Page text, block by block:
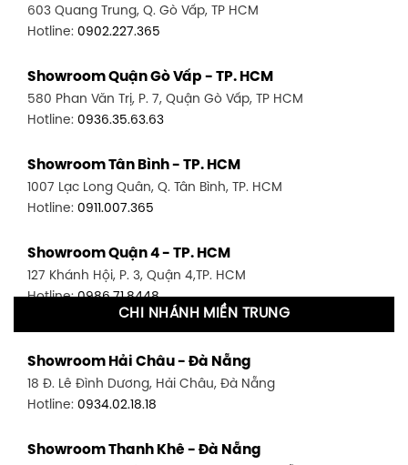
603 Quang Trung, Q. Gò Vấp, TP HCM
Hotline: 0902.227.365
Showroom Quận Gò Vấp - TP. HCM
580 Phan Văn Trị, P. 7, Quận Gò Vấp, TP HCM
Hotline: 0936.35.63.63
Showroom Tân Bình - TP. HCM
1007 Lạc Long Quân, Q. Tân Bình, TP. HCM
Hotline: 0911.007.365
Showroom Quận 4 - TP. HCM
127 Khánh Hội, P. 3, Quận 4,TP. HCM
Hotline:0986.71.8448
1411 Đường 3/2, P. 16, Quận 11, TP. HCM
Hotline:0906.256.759
1448 Huỳnh Tấn Phát, Phú Thuận, Quận 7, TP HCM
CHI NHÁNH MIỀN TRUNG
Showroom Hải Châu - Đà Nẵng
18 Đ. Lê Đình Dương, Hải Châu, Đà Nẵng
Hotline: 0934.02.18.18
Showroom Thanh Khê - Đà Nẵng